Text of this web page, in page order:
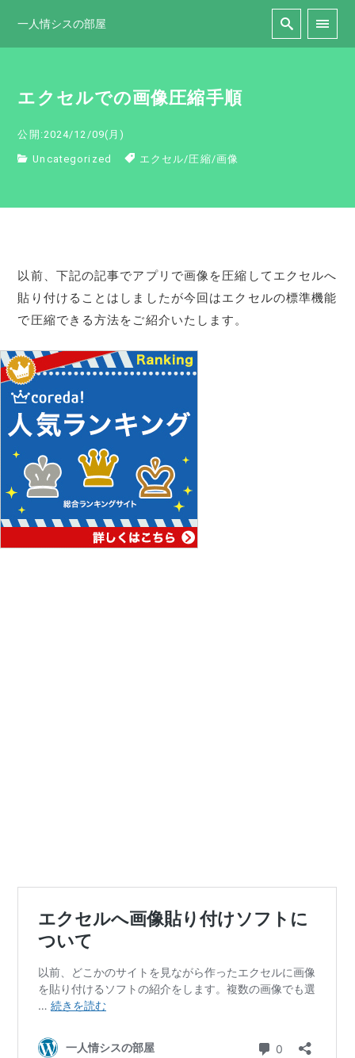
一人情シスの部屋
エクセルでの画像圧縮手順
公開:2024/12/09(月)
Uncategorized エクセル/圧縮/画像
以前、下記の記事でアプリで画像を圧縮してエクセルへ
貼り付けることはしましたが今回はエクセルの標準機能
で圧縮できる方法をご紹介いたします。